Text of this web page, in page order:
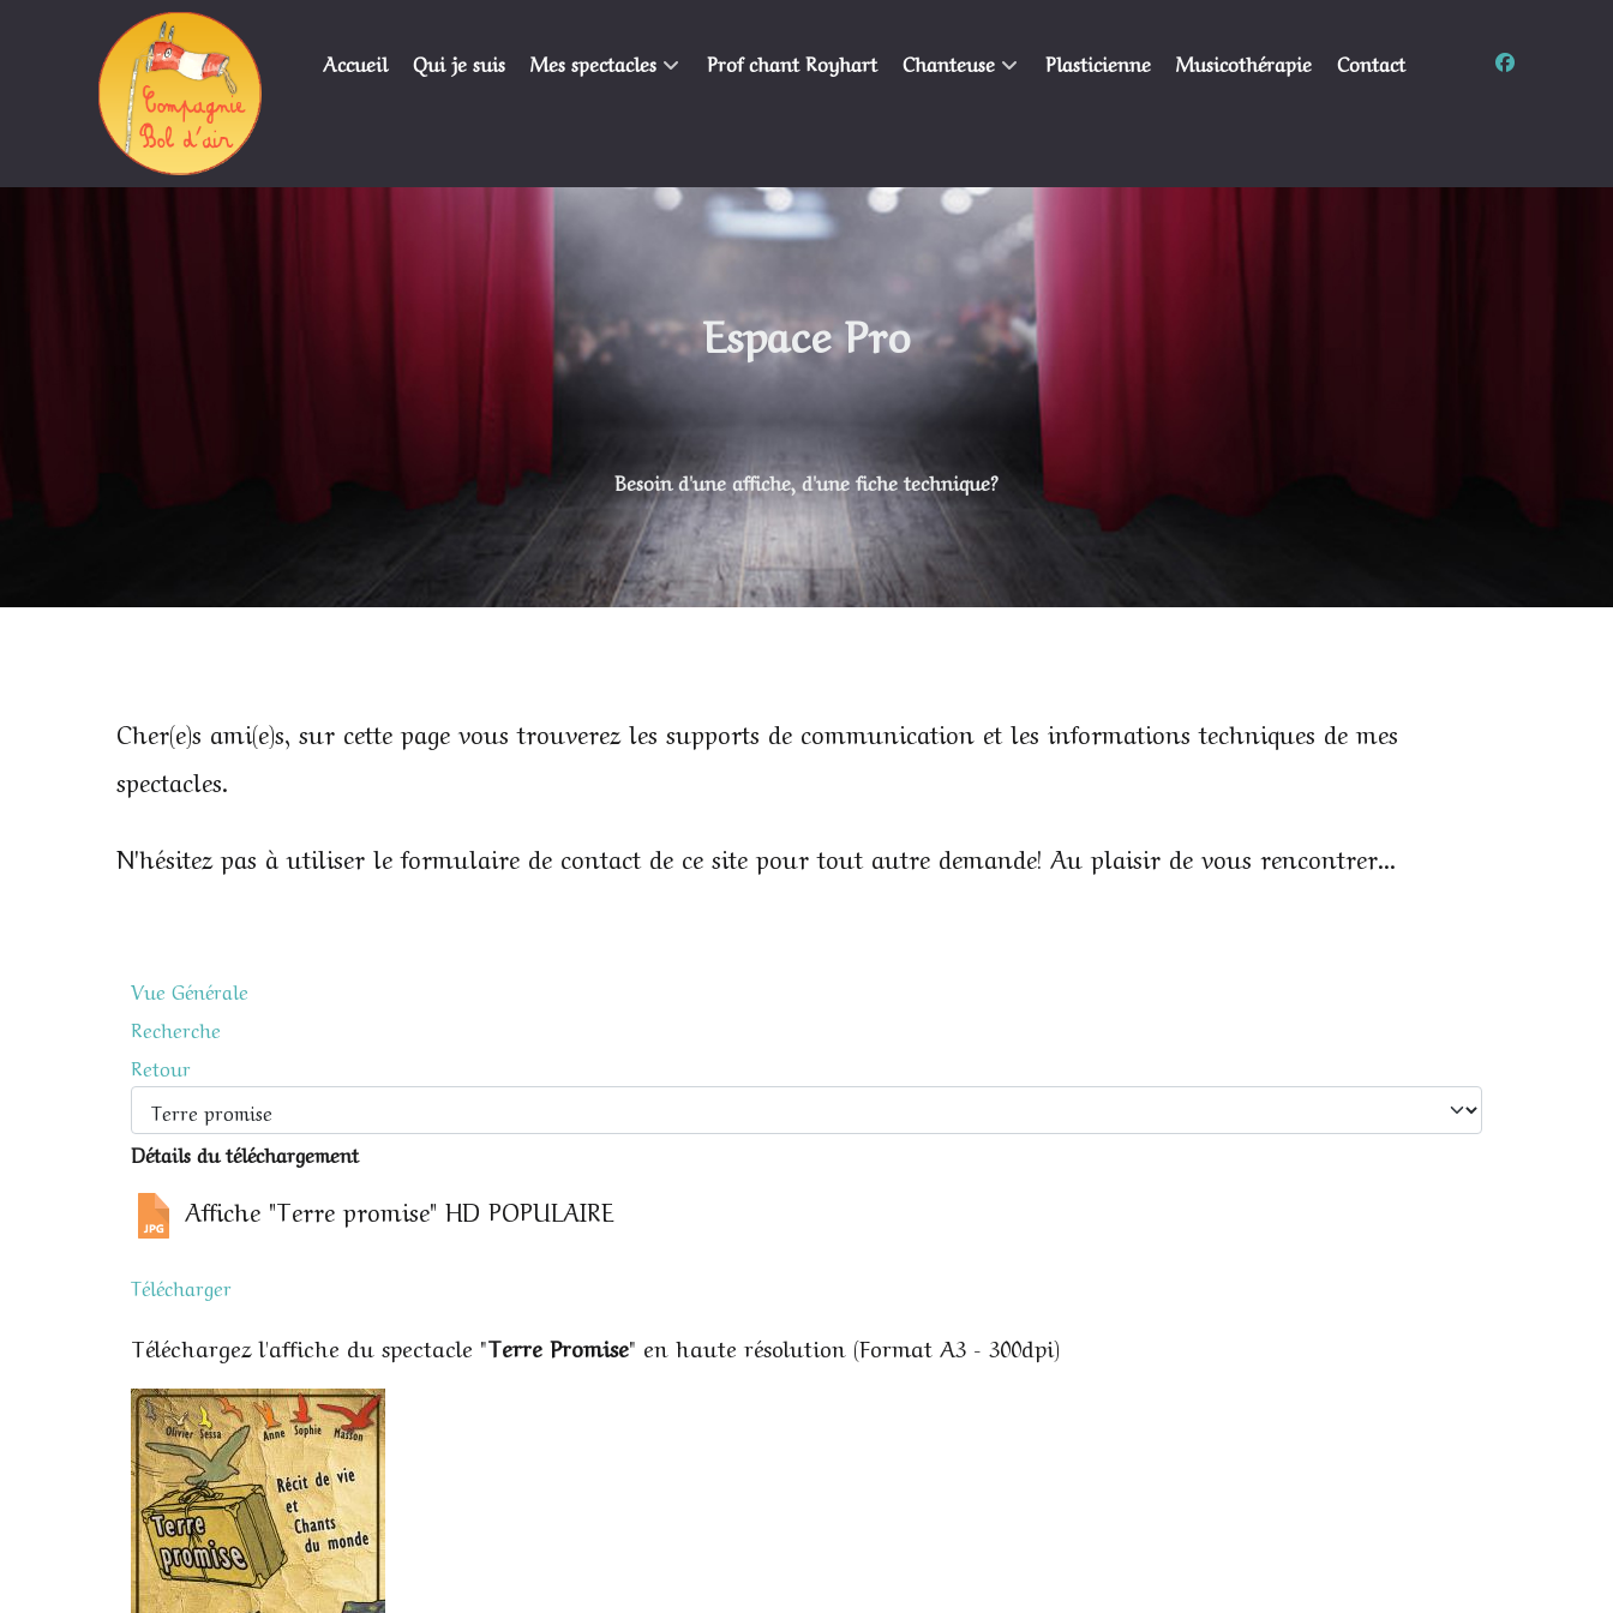
Accueil Qui je suis Mes spectacles Prof chant Royhart Chanteuse Plasticienne Musicothérapie Contact
Espace Pro
Besoin d'une affiche, d'une fiche technique?
Cher(e)s ami(e)s, sur cette page vous trouverez les supports de communication et les informations techniques de mes
spectacles.
N'hésitez pas à utiliser le formulaire de contact de ce site pour tout autre demande! Au plaisir de vous rencontrer...
Vue Générale
Recherche
Retour
Détails du téléchargement
Affiche "Terre promise" HD POPULAIRE
Télécharger
Téléchargez l'affiche du spectacle "Terre Promise" en haute résolution (Format A3 - 300dpi)